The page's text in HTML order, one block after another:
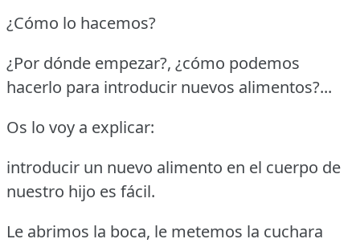
¿Cómo lo hacemos?
¿Por dónde empezar?, ¿cómo podemos
hacerlo para introducir nuevos alimentos?...
Os lo voy a explicar:
introducir un nuevo alimento en el cuerpo de
nuestro hijo es fácil.
Le abrimos la boca, le metemos la cuchara